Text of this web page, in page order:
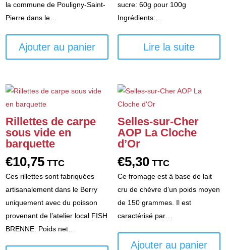
la commune de Pouligny-Saint-
Pierre dans le…
Ajouter au panier
sucre: 60g pour 100g
Ingrédients:…
Lire la suite
Rillettes de carpe
sous vide en
barquette
€10,75 TTC
Ces rillettes sont fabriquées
artisanalement dans le Berry
uniquement avec du poisson
provenant de l’atelier local FISH
BRENNE. Poids net…
Selles-sur-Cher
AOP La Cloche
d’Or
€5,30 TTC
Ce fromage est à base de lait
cru de chèvre d’un poids moyen
de 150 grammes. Il est
caractérisé par…
Ajouter au panier